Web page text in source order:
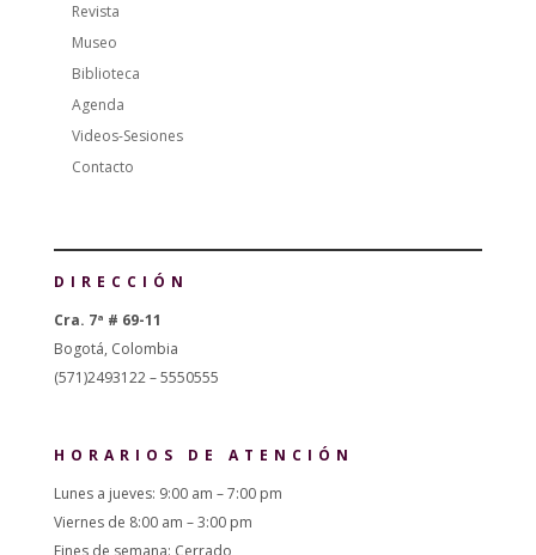
Revista
Museo
Biblioteca
Agenda
Videos-Sesiones
Contacto
DIRECCIÓN
Cra. 7ª # 69-11
Bogotá, Colombia
(571)2493122 – 5550555
HORARIOS DE ATENCIÓN
Lunes a jueves: 9:00 am – 7:00 pm
Viernes de 8:00 am – 3:00 pm
Fines de semana: Cerrado